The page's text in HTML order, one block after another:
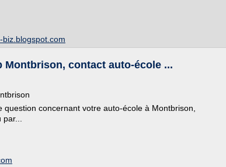
Montbrison, contact auto-école ...
question concernant votre auto-école à Montbrison,